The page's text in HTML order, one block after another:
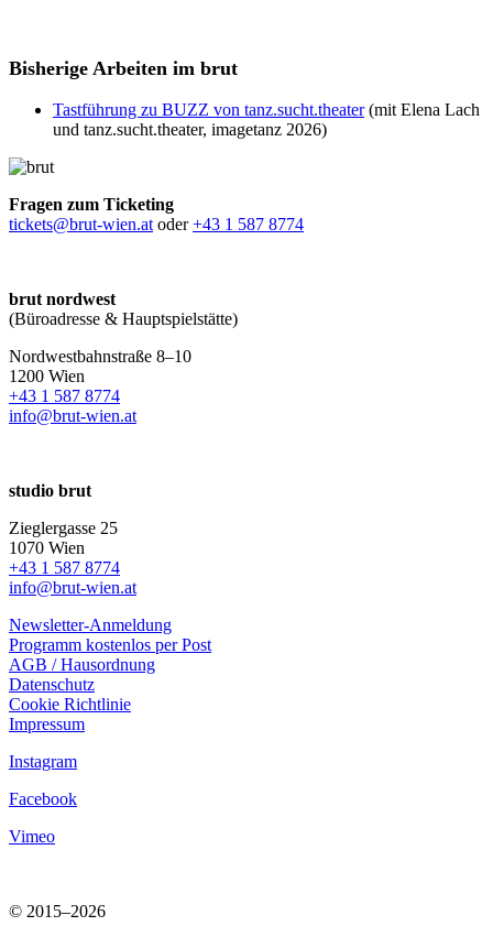
Bisherige Arbeiten im brut
Tastführung zu BUZZ von tanz.sucht.theater(mit Elena Lach
und tanz.sucht.theater, imagetanz 2026)
Fragen zum Ticketing
tickets@brut-wien.at oder+43 1 587 8774
brut nordwest
(Büroadresse & Hauptspielstätte)
Nordwestbahnstraße 8–10
1200 Wien
+43 1 587 8774
info@brut-wien.at
studio brut
Zieglergasse 25
1070 Wien
+43 1 587 8774
info@brut-wien.at
Newsletter-Anmeldung
Programm kostenlos per Post
AGB / Hausordnung
Datenschutz
Cookie Richtlinie
Impressum
Instagram
Facebook
Vimeo
© 2015–2026